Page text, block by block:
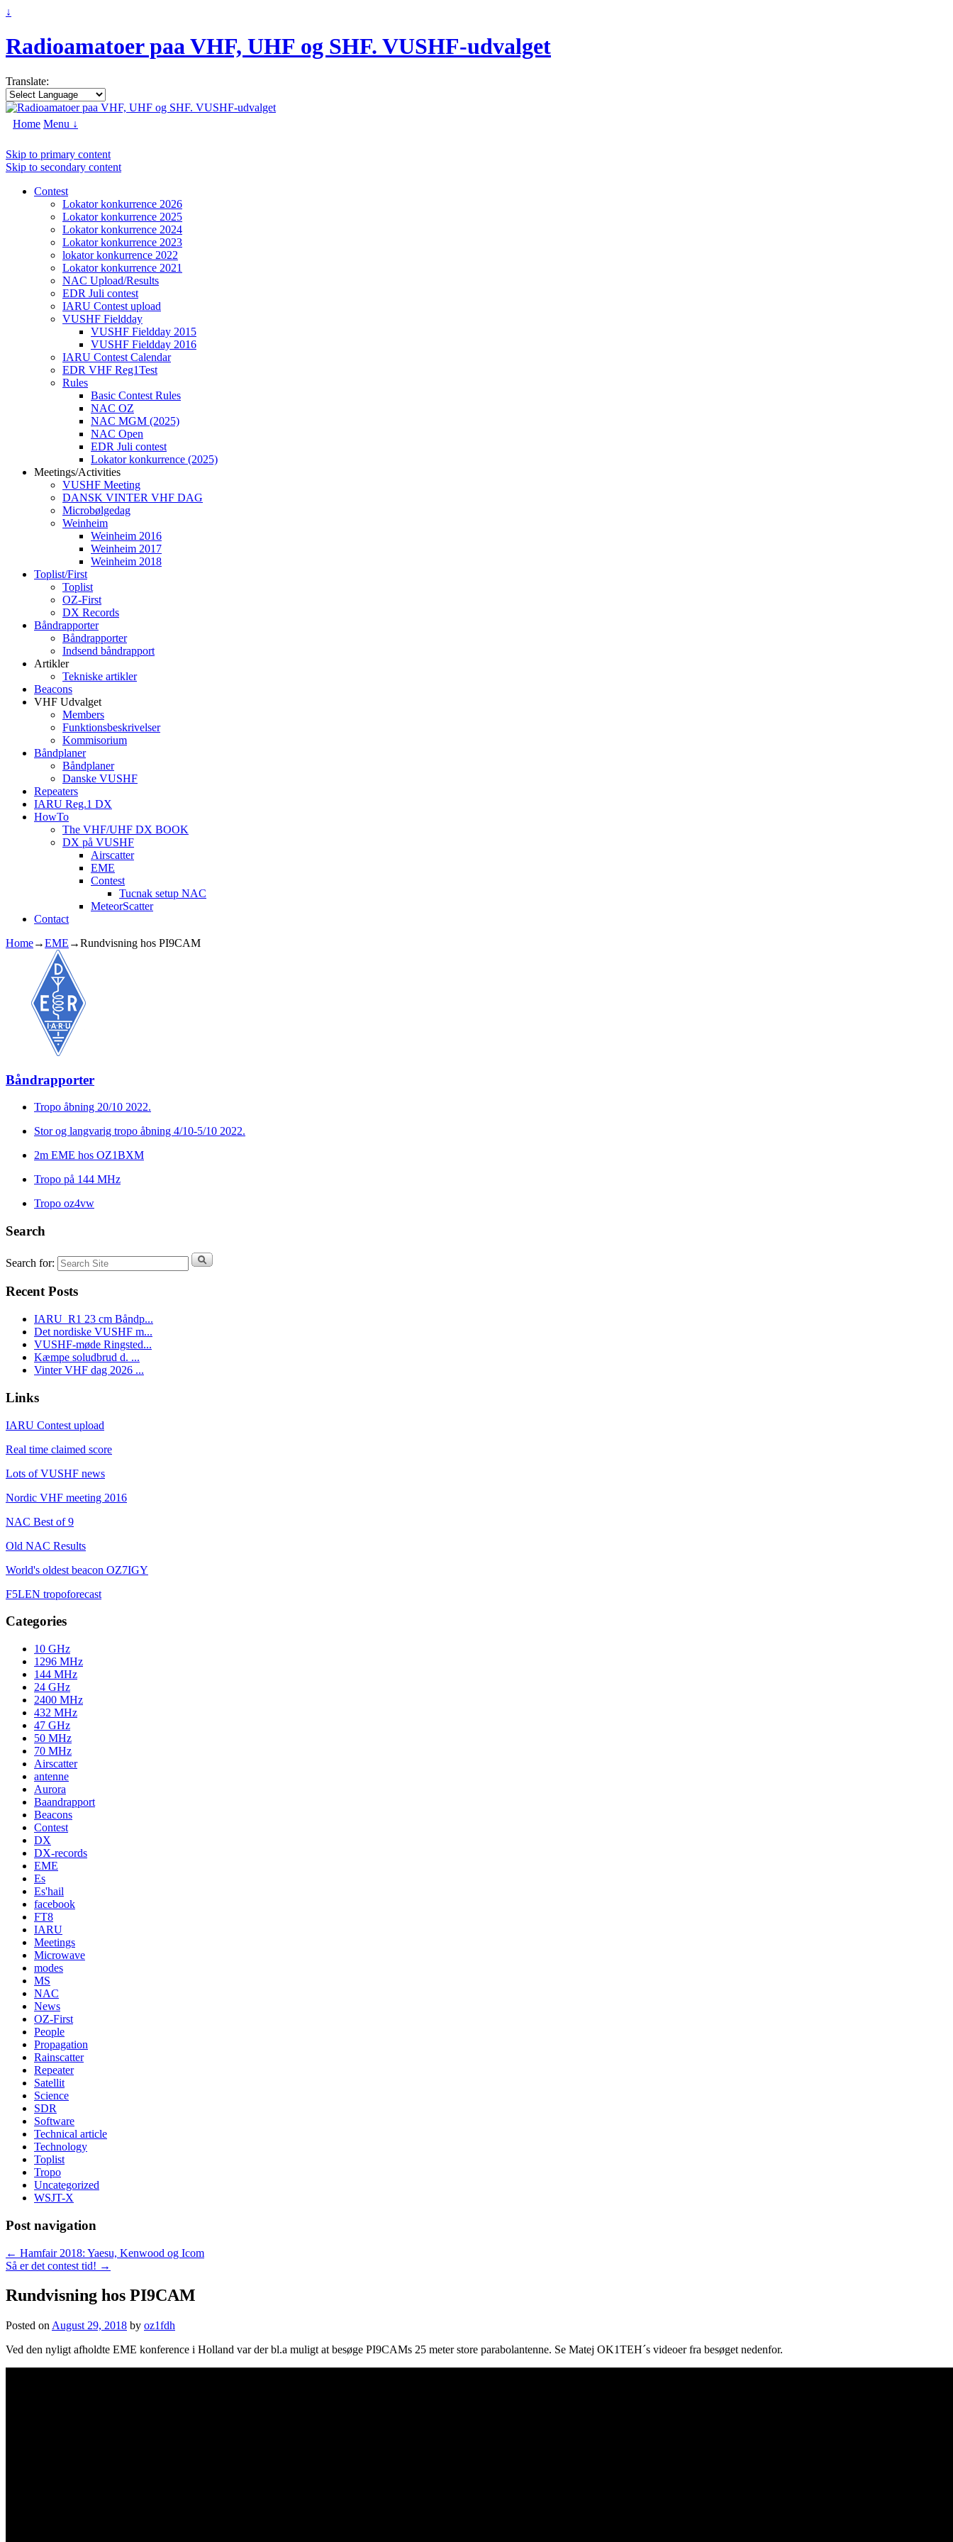
↓
Radioamatoer paa VHF, UHF og SHF. VUSHF-udvalget
Translate:
Home Menu ↓
Skip to primary content
Skip to secondary content
Contest
Lokator konkurrence 2026
Lokator konkurrence 2025
Lokator konkurrence 2024
Lokator konkurrence 2023
lokator konkurrence 2022
Lokator konkurrence 2021
NAC Upload/Results
EDR Juli contest
IARU Contest upload
VUSHF Fieldday
VUSHF Fieldday 2015
VUSHF Fieldday 2016
IARU Contest Calendar
EDR VHF Reg1Test
Rules
Basic Contest Rules
NAC OZ
NAC MGM (2025)
NAC Open
EDR Juli contest
Lokator konkurrence (2025)
Meetings/Activities
VUSHF Meeting
DANSK VINTER VHF DAG
Microbølgedag
Weinheim
Weinheim 2016
Weinheim 2017
Weinheim 2018
Toplist/First
Toplist
OZ-First
DX Records
Båndrapporter
Båndrapporter
Indsend båndrapport
Artikler
Tekniske artikler
Beacons
VHF Udvalget
Members
Funktionsbeskrivelser
Kommisorium
Båndplaner
Båndplaner
Danske VUSHF
Repeaters
IARU Reg.1 DX
HowTo
The VHF/UHF DX BOOK
DX på VUSHF
Airscatter
EME
Contest
Tucnak setup NAC
MeteorScatter
Contact
Home→EME →Rundvisning hos PI9CAM
Båndrapporter
Tropo åbning 20/10 2022.
Stor og langvarig tropo åbning 4/10-5/10 2022.
2m EME hos OZ1BXM
Tropo på 144 MHz
Tropo oz4vw
Search
Search for:
Recent Posts
IARU_R1 23 cm Båndp...
Det nordiske VUSHF m...
VUSHF-møde Ringsted...
Kæmpe soludbrud d. ...
Vinter VHF dag 2026 ...
Links
IARU Contest upload
Real time claimed score
Lots of VUSHF news
Nordic VHF meeting 2016
NAC Best of 9
Old NAC Results
World's oldest beacon OZ7IGY
F5LEN tropoforecast
Categories
10 GHz
1296 MHz
144 MHz
24 GHz
2400 MHz
432 MHz
47 GHz
50 MHz
70 MHz
Airscatter
antenne
Aurora
Baandrapport
Beacons
Contest
DX
DX-records
EME
Es
Es'hail
facebook
FT8
IARU
Meetings
Microwave
modes
MS
NAC
News
OZ-First
People
Propagation
Rainscatter
Repeater
Satellit
Science
SDR
Software
Technical article
Technology
Toplist
Tropo
Uncategorized
WSJT-X
Post navigation
← Hamfair 2018: Yaesu, Kenwood og Icom
Så er det contest tid! →
Rundvisning hos PI9CAM
Posted on August 29, 2018 by oz1fdh
Ved den nyligt afholdte EME konference i Holland var der bl.a muligt at besøge PI9CAMs 25 meter store parabolantenne. Se Matej OK1TEH´s videoer fra besøget nedenfor.